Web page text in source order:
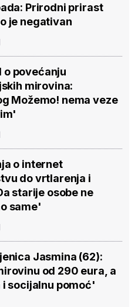
Prirodni prirast
je negativan
o povećanju
mirovina:
Možemo! nema veze
o internet
do vrtlarenja i
starije osobe ne
same'
Jasmina (62):
od 290 eura, a
i socijalnu pomoć'